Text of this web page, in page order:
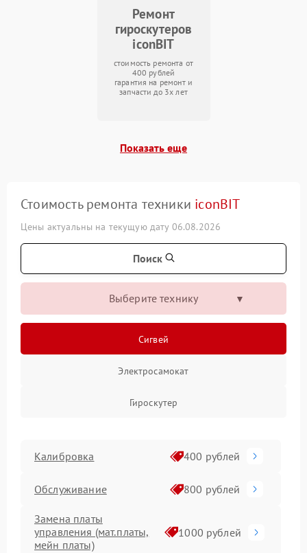
Ремонт
гироскутеров
iconBIT
стоимость ремонта от
400 рублей
гарантия на ремонт и
запчасти до 3х лет
Показать еще
Стоимость ремонта техники iconBIT
Цены актуальны на текущую дату 06.08.2026
Поиск
Выберите технику
Сигвей
Электросамокат
Гироскутер
Калибровка 400 рублей
Обслуживание 800 рублей
Замена платы
управления (мат.платы,
мейн платы)
1000 рублей